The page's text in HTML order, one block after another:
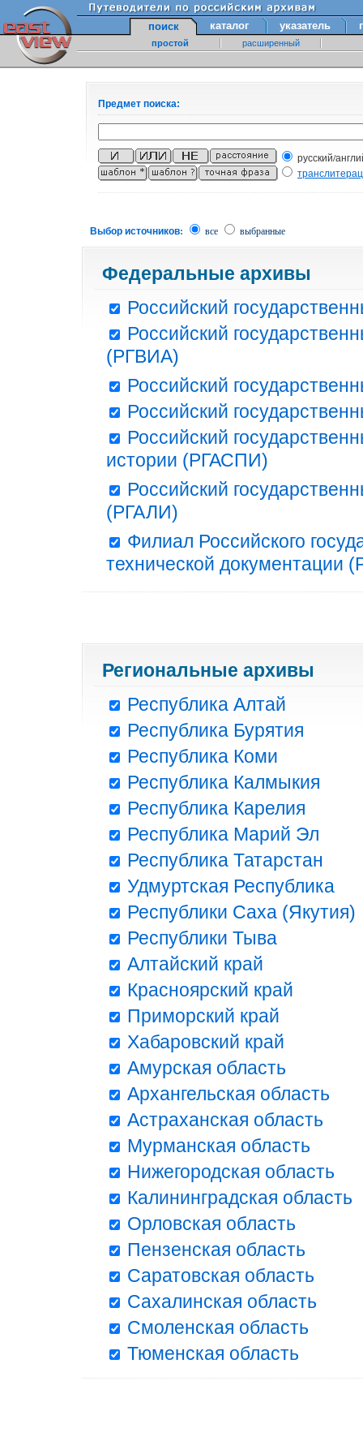
поиск каталог указатель
простой расширенный
Предмет поиска:
русский/
Выбор источников: все выбранные
Федеральные архивы
Российский
Российский
(РГВИА)
Российский
Российский
Российский
истории (РГАСПИ)
Российский
(РГАЛИ)
Филиал Российского
технической документации
Региональные архивы
Республика Алтай
Республика Бурятия
Республика Коми
Республика Калмыкия
Республика Карелия
Республика Марий Эл
Республика Татарстан
Удмуртская Республика
Республики Саха (Якутия)
Республики Тыва
Алтайский край
Красноярский край
Приморский край
Хабаровский край
Амурская область
Архангельская область
Астраханская область
Мурманская область
Нижегородская область
Калининградская область
Орловская область
Пензенская область
Саратовская область
Сахалинская область
Смоленская область
Тюменская область